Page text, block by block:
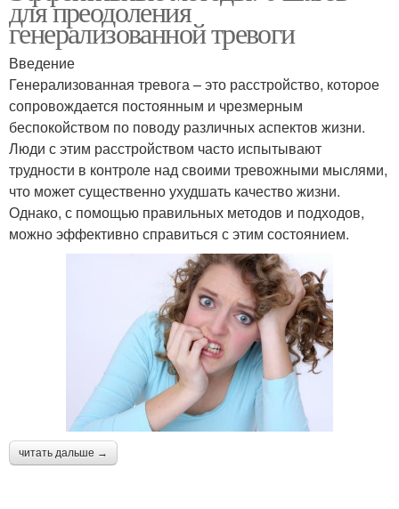
для преодоления
генерализованной тревоги
Введение
Генерализованная тревога – это расстройство, которое
сопровождается постоянным и чрезмерным
беспокойством по поводу различных аспектов жизни.
Люди с этим расстройством часто испытывают
трудности в контроле над своими тревожными мыслями,
что может существенно ухудшать качество жизни.
Однако, с помощью правильных методов и подходов,
можно эффективно справиться с этим состоянием.
читать дальше →